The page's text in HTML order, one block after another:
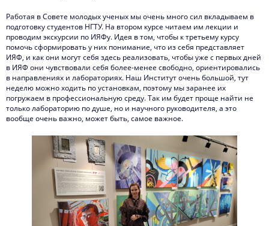
Работая в Совете молодых ученых мы очень много сил вкладываем в
подготовку студентов НГТУ. На втором курсе читаем им лекции и
проводим экскурсии по ИЯФу. Идея в том, чтобы к третьему курсу
помочь сформировать у них понимание, что из себя представляет
ИЯФ, и как они могут себя здесь реализовать, чтобы уже с первых дней
в ИЯФ они чувствовали себя более-менее свободно, ориентировались
в направлениях и лабораториях. Наш Институт очень большой, тут
неделю можно ходить по установкам, поэтому мы заранее их
погружаем в профессиональную среду. Так им будет проще найти не
только лабораторию по душе, но и научного руководителя, а это
вообще очень важно, может быть, самое важное.